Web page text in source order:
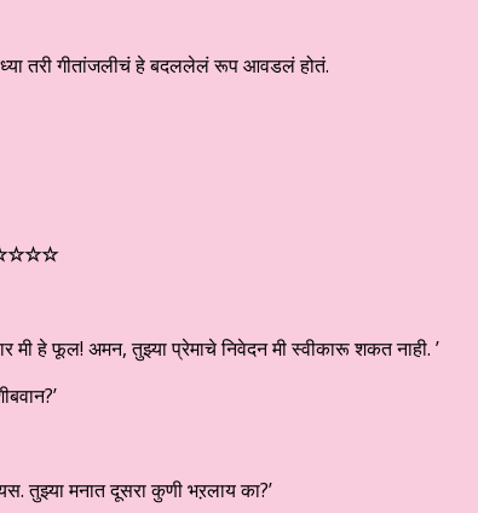
तरी गीतांजलीचं हे बदललेलं रूप आवडलं होतं.
☆☆☆
हे फूल! अमन, तुझ्या प्रेमाचे निवेदन मी स्वीकारू शकत नाही. ’
तुझ्या मनात दूसरा कुणी भऱलाय का?’